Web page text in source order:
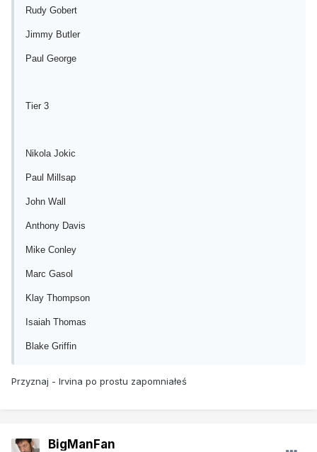
Rudy Gobert
Jimmy Butler
Paul George
Tier 3
Nikola Jokic
Paul Millsap
John Wall
Anthony Davis
Mike Conley
Marc Gasol
Klay Thompson
Isaiah Thomas
Blake Griffin
Przyznaj - Irvina po prostu zapomniałeś
BigManFan